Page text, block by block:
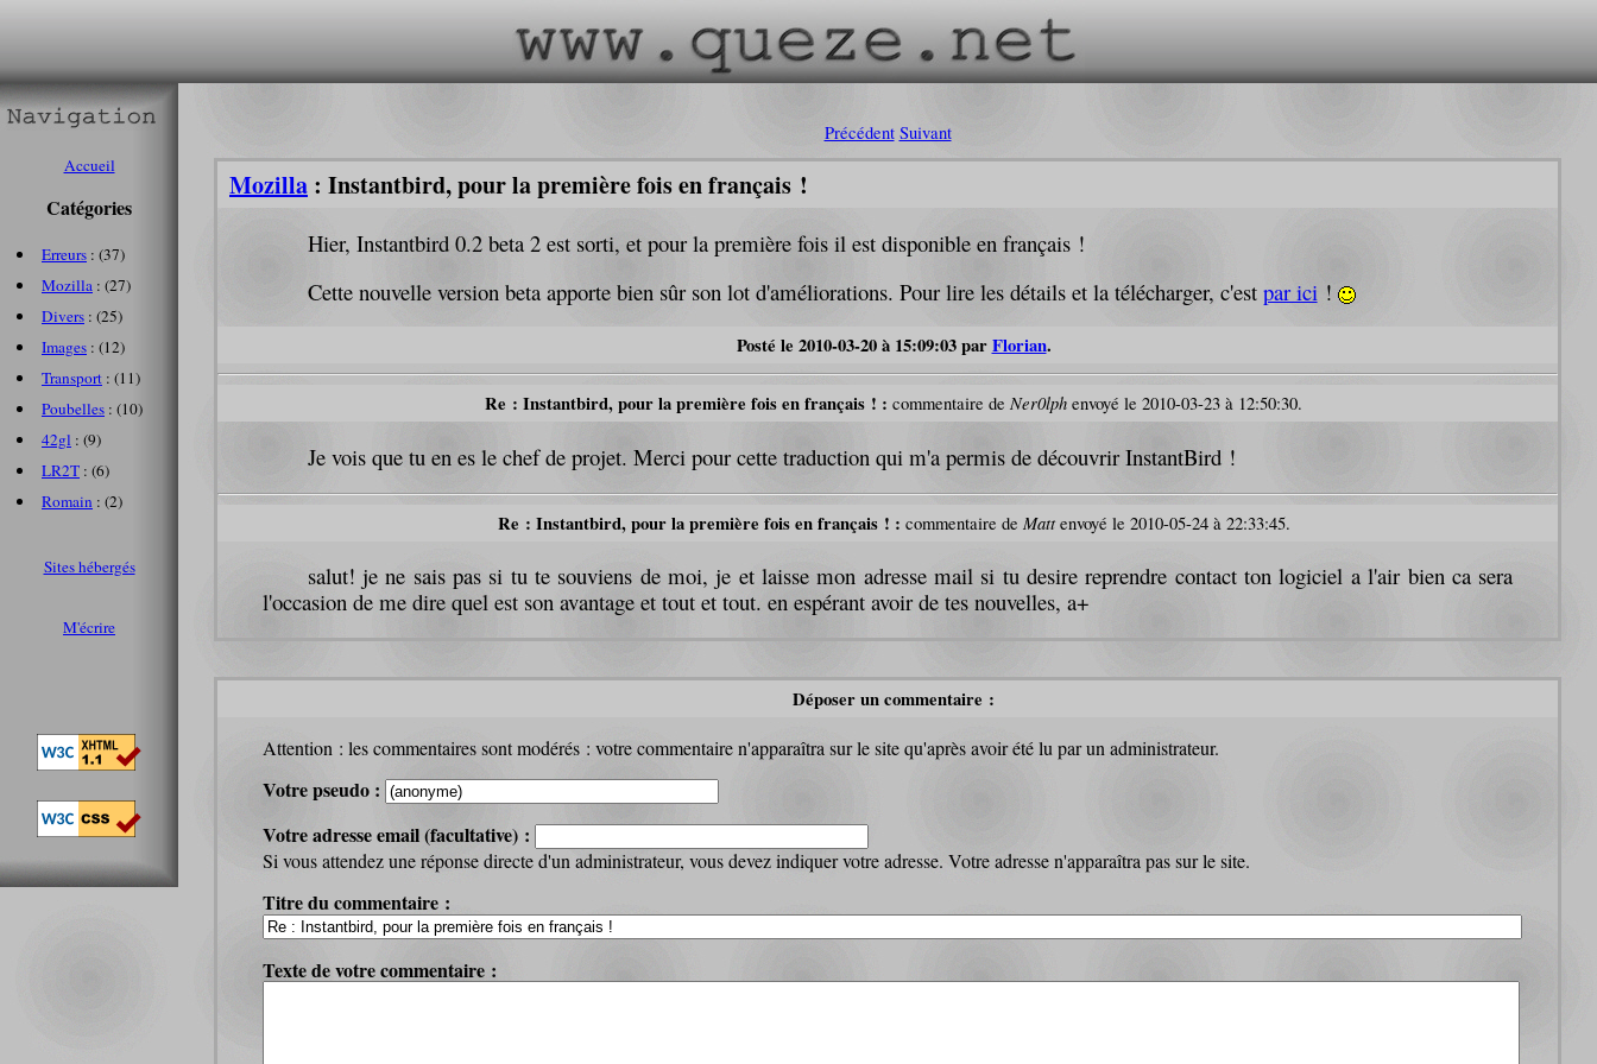
Précédent Suivant
Mozilla : Instantbird, pour la première fois en français !
Hier, Instantbird 0.2 beta 2 est sorti, et pour la première fois il est disponible en français !
Cette nouvelle version beta apporte bien sûr son lot d'améliorations. Pour lire les détails et la télécharger, c'est par ici !
Posté le 2010-03-20 à 15:09:03 parFlorian.
Re : Instantbird, pour la première fois en français ! : commentaire de Ner0lph envoyé le 2010-03-23 à 12:50:30.
Je vois que tu en es le chef de projet. Merci pour cette traduction qui m'a permis de découvrir InstantBird !
Re : Instantbird, pour la première fois en français ! : commentaire de Mattenvoyé le 2010-05-24 à 22:33:45.
salut! je ne sais pas si tu te souviens de moi, je et laisse mon adresse mail si tu desire reprendre contact ton logiciel a l'air bien ca sera
l'occasion de me dire quel est son avantage et tout et tout. en espérant avoir de tes nouvelles, a+
Déposer un commentaire :
Attention : les commentaires sont modérés : votre commentaire n'apparaîtra sur le site qu'après avoir été lu par un administrateur.
Votre pseudo :
Votre adresse email (facultative) :
Si vous attendez une réponse directe d'un administrateur, vous devez indiquer votre adresse. Votre adresse n'apparaîtra pas sur le site.
Titre du commentaire :
Texte de votre commentaire :
Accueil
Catégories
Erreurs : (37)
Mozilla : (27)
Divers : (25)
Images : (12)
Transport : (11)
Poubelles : (10)
42gl : (9)
LR2T : (6)
Romain : (2)
Sites hébergés
M'écrire